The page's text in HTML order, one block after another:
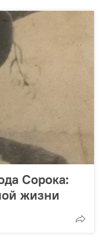
Сорока:
жизни